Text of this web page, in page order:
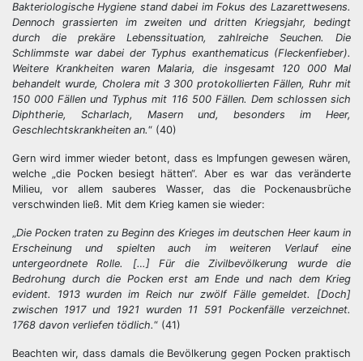
Bakteriologische Hygiene stand dabei im Fokus des Lazarettwesens.
Dennoch grassierten im zweiten und dritten Kriegsjahr, bedingt
durch die prekäre Lebenssituation, zahlreiche Seuchen. Die
Schlimmste war dabei der Typhus exanthematicus (Fleckenfieber).
Weitere Krankheiten waren Malaria, die insgesamt 120 000 Mal
behandelt wurde, Cholera mit 3 300 protokollierten Fällen, Ruhr mit
150 000 Fällen und Typhus mit 116 500 Fällen. Dem schlossen sich
Diphtherie, Scharlach, Masern und, besonders im Heer,
Geschlechtskrankheiten an.“ (40)
Gern wird immer wieder betont, dass es Impfungen gewesen wären,
welche „die Pocken besiegt hätten“. Aber es war das veränderte
Milieu, vor allem sauberes Wasser, das die Pockenausbrüche
verschwinden ließ. Mit dem Krieg kamen sie wieder:
„Die Pocken traten zu Beginn des Krieges im deutschen Heer kaum in
Erscheinung und spielten auch im weiteren Verlauf eine
untergeordnete Rolle. […] Für die Zivilbevölkerung wurde die
Bedrohung durch die Pocken erst am Ende und nach dem Krieg
evident. 1913 wurden im Reich nur zwölf Fälle gemeldet. [Doch]
zwischen 1917 und 1921 wurden 11 591 Pockenfälle verzeichnet.
1768 davon verliefen tödlich.“ (41)
Beachten wir, dass damals die Bevölkerung gegen Pocken praktisch